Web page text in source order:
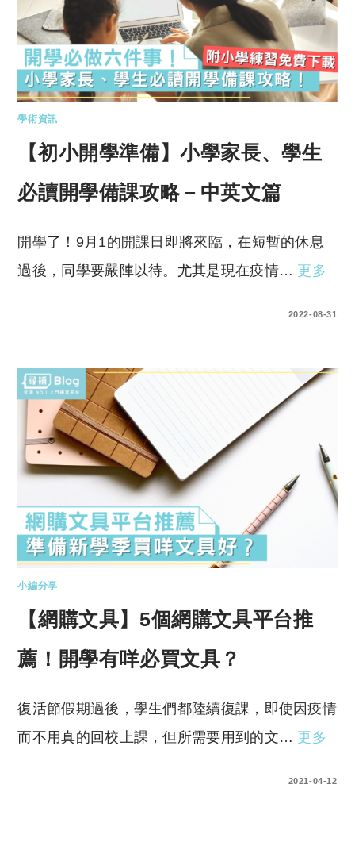
學術資訊
【初小開學準備】小學家長、學生
必讀開學備課攻略－中英文篇
開學了！9月1的開課日即將來臨，在短暫的休息
過後，同學要嚴陣以待。尤其是現在疫情… 更多
2022-08-31
小編分享
【網購文具】5個網購文具平台推
薦！開學有咩必買文具？
復活節假期過後，學生們都陸續復課，即使因疫情
而不用真的回校上課，但所需要用到的文… 更多
2021-04-12